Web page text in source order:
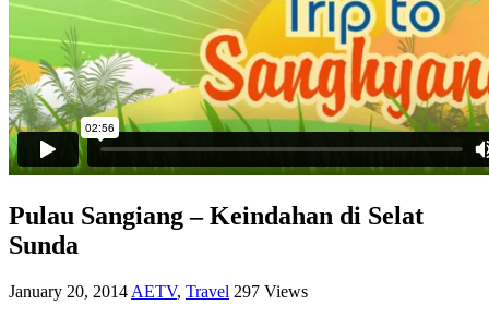
Pulau Sangiang – Keindahan di Selat
Sunda
January 20, 2014 AETV, Travel 297 Views